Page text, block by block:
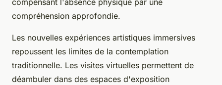
compensant l'absence physique par une
compréhension approfondie.
Les nouvelles expériences artistiques immersives
repoussent les limites de la contemplation
traditionnelle. Les visites virtuelles permettent de
déambuler dans des espaces d'exposition